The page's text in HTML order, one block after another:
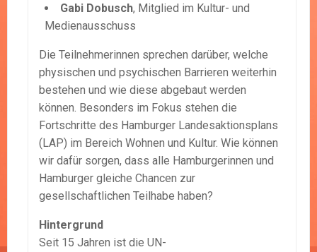
Gabi Dobusch, Mitglied im Kultur- und
Medienausschuss
Die Teilnehmerinnen sprechen darüber, welche
physischen und psychischen Barrieren weiterhin
bestehen und wie diese abgebaut werden
können. Besonders im Fokus stehen die
Fortschritte des Hamburger Landesaktionsplans
(LAP) im Bereich Wohnen und Kultur. Wie können
wir dafür sorgen, dass alle Hamburgerinnen und
Hamburger gleiche Chancen zur
gesellschaftlichen Teilhabe haben?
Hintergrund
Seit 15 Jahren ist die UN-